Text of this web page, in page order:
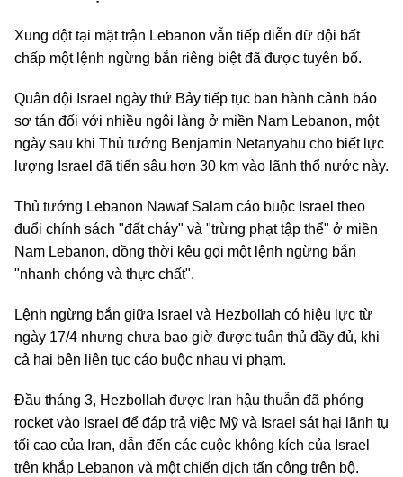
Xung đột tại mặt trận Lebanon vẫn tiếp diễn dữ dội bất
chấp một lệnh ngừng bắn riêng biệt đã được tuyên bố.
Quân đội Israel ngày thứ Bảy tiếp tục ban hành cảnh báo
sơ tán đối với nhiều ngôi làng ở miền Nam Lebanon, một
ngày sau khi Thủ tướng Benjamin Netanyahu cho biết lực
lượng Israel đã tiến sâu hơn 30 km vào lãnh thổ nước này.
Thủ tướng Lebanon Nawaf Salam cáo buộc Israel theo
đuổi chính sách "đất cháy" và "trừng phạt tập thể" ở miền
Nam Lebanon, đồng thời kêu gọi một lệnh ngừng bắn
"nhanh chóng và thực chất".
Lệnh ngừng bắn giữa Israel và Hezbollah có hiệu lực từ
ngày 17/4 nhưng chưa bao giờ được tuân thủ đầy đủ, khi
cả hai bên liên tục cáo buộc nhau vi phạm.
Đầu tháng 3, Hezbollah được Iran hậu thuẫn đã phóng
rocket vào Israel để đáp trả việc Mỹ và Israel sát hại lãnh tụ
tối cao của Iran, dẫn đến các cuộc không kích của Israel
trên khắp Lebanon và một chiến dịch tấn công trên bộ.